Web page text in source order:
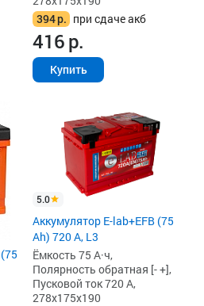
394р. при сдаче акб
416р.
Купить
5.0
Аккумулятор E-lab+EFB (75
Ah) 720 А, L3
Ёмкость 75 А·ч,
Полярность обратная [- +],
Пусковой ток 720 А,
278x175x190